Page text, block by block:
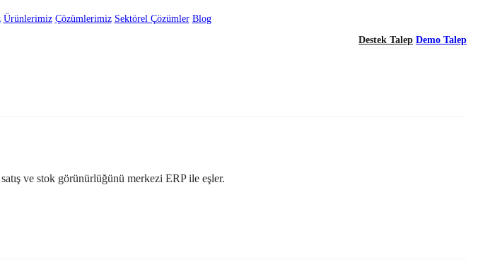
Ürünlerimiz Çözümlerimiz Sektörel Çözümler Blog
Destek Talep Demo Talep
ve stok görünürlüğünü merkezi ERP ile eşler.